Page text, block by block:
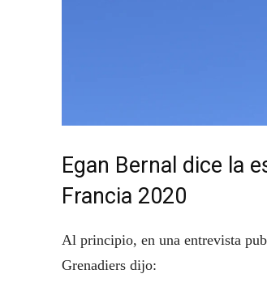
Egan Bernal dice la
Francia 2020
Al principio, en una entrevista
Grenadiers dijo: